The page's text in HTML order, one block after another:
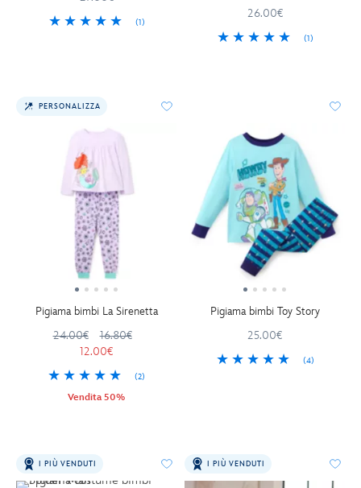
(1)
26.00€
(1)
PERSONALIZZA
Pigiama bimbi La Sirenetta
24.00€
16.80€
12.00€
(2)
Vendita 50%
Pigiama bimbi Toy Story
25.00€
(4)
I PIÙ VENDUTI I PIÙ VENDUTI